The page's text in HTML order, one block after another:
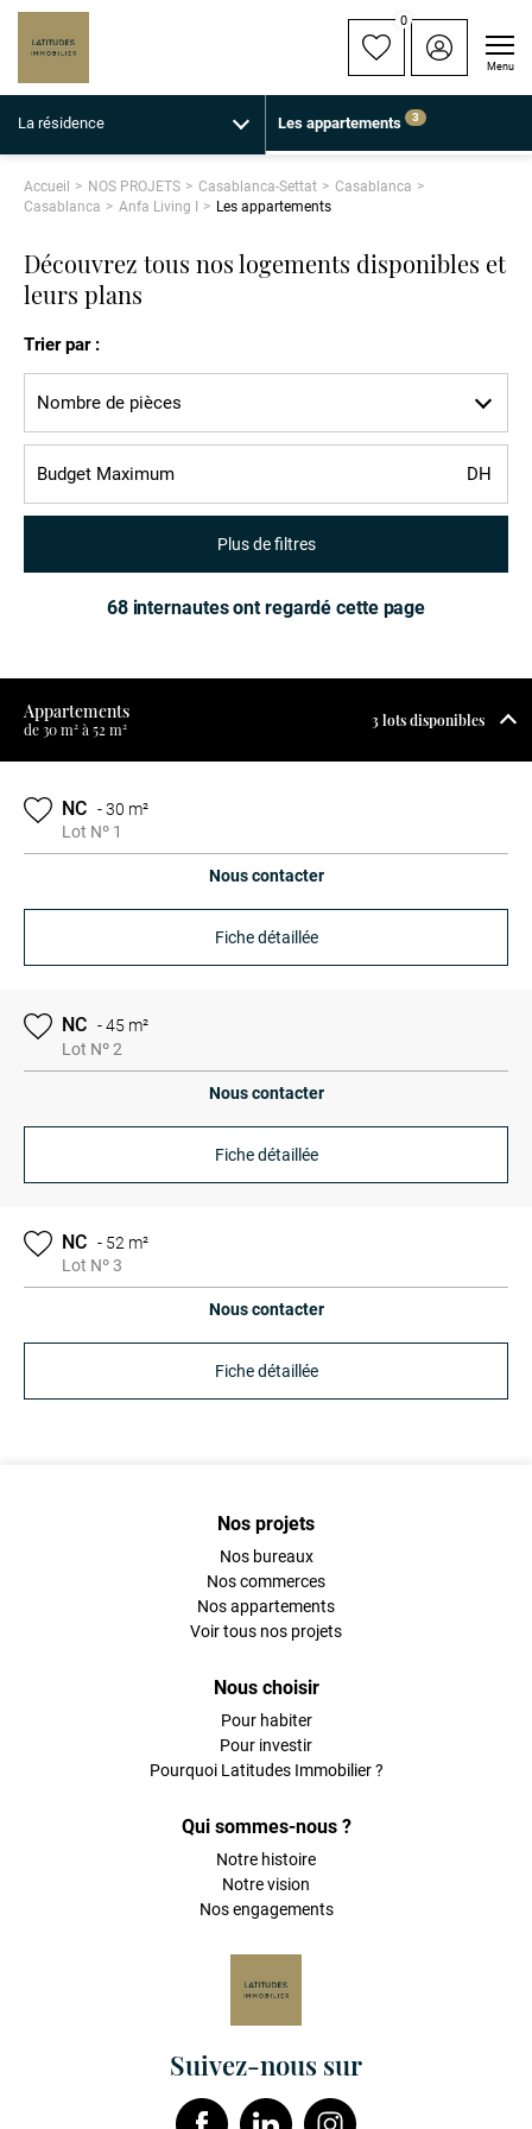
0
Menu
La résidence Les appartements 3
Accueil NOS PROJETS Casablanca-Settat
Casablanca
Casablanca
Anfa Living I Les appartements
Découvrez tous nos logements disponibles et
leurs plans
Trier par :
Nombre de pièces
Plus de filtres
68 internautes ont regardé cette page
Appartements
de 30 m² à 52 m² 3 lots disponibles
NC -30 m²
Lot Nº 1
Nous contacter
Fiche détaillée
NC -45 m²
Lot Nº 2
Nous contacter
Fiche détaillée
NC - 52 m²
Lot Nº 3
Nous contacter
Fiche détaillée
Nos projets
Nos bureaux
Nos commerces
Nos appartements
Voir tous nos projets
Nous choisir
Pour habiter
Pour investir
Pourquoi Latitudes Immobilier ?
Qui sommes-nous ?
Notre histoire
Notre vision
Nos engagements
Suivez-nous sur